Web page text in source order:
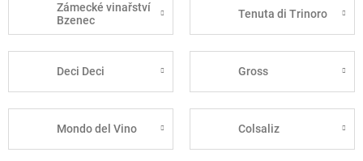
Zámecké vinařství
Bzenec
Tenuta di Trinoro
Deci Deci Gross
Mondo del Vino Colsaliz